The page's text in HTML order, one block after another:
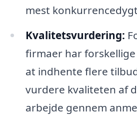
mest
Kvalitetsvurdering:
firmaer har forskellige
at indhente flere
vurdere kvaliteten af
arbejde gennem